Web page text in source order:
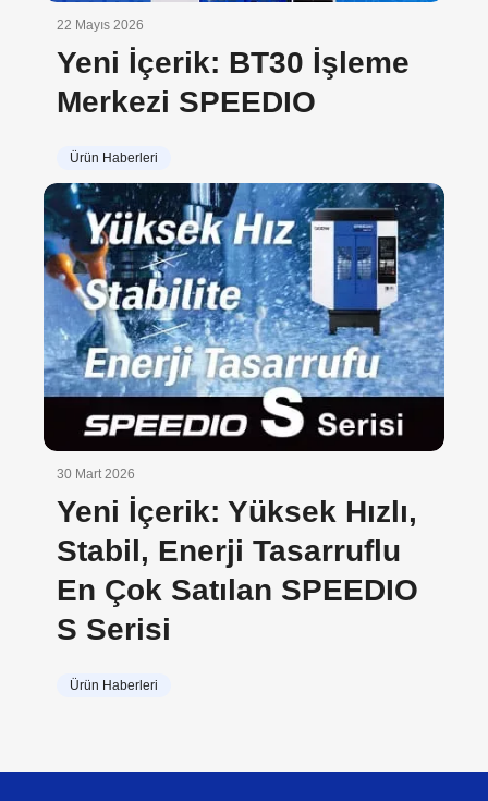
22 Mayıs 2026
Yeni İçerik: BT30 İşleme
Merkezi SPEEDIO
Ürün Haberleri
30 Mart 2026
Yeni İçerik: Yüksek Hızlı,
Stabil, Enerji Tasarruflu
En Çok Satılan SPEEDIO
S Serisi
Ürün Haberleri